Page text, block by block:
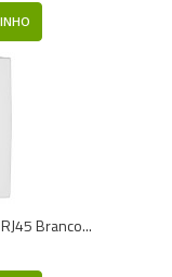
Branco...